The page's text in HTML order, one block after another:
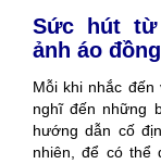
Sức hút từ
ảnh áo
Mỗi khi nhắc
nghĩ đến những
hướng dẫn cố
nhiên, để có thể